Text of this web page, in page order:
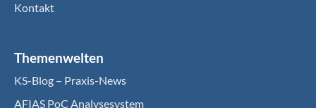
Kontakt
Themenwelten
KS-Blog – Praxis-News
AFIAS PoC Analysesystem